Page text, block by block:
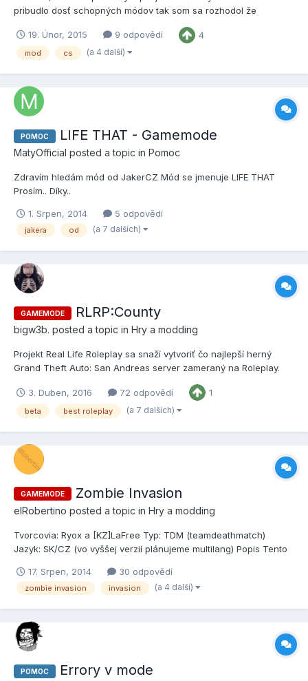
pribudlo dosť schopných módov tak som sa rozhodol že
Naposledy aktualizované: 25.3.2016 Názov módu Druh módu...
19. Únor, 2015 9 odpovědí 4
mod cs (a 4 další)
POMOC LIFE THAT - Gamemode
MatyOfficial posted a topic in Pomoc
Zdravím hledám mód od JakerCZ Mód se jmenuje LIFE THAT
Prosím.. Díky..
1. Srpen, 2014 5 odpovědí
jakera od (a 7 dalších)
GAMEMODE RLRP:County
bigw3b. posted a topic in Hry a modding
Projekt Real Life Roleplay sa snaží vytvoriť čo najlepší herný
Grand Theft Auto: San Andreas server zameraný na Roleplay.
Projekt sa nesie pod portálom RLRP ( Real Life Roleplay ) a nesie
meno 'Los Angeles', teda spolu 'Real Life Roleplay - Los
Angeles'. Tento projekt Vás prenesie do virtuálneho sve...
3. Duben, 2016 72 odpovědí 1
beta best roleplay (a 7 dalších)
GAMEMODE Zombie Invasion
elRobertino posted a topic in Hry a modding
Tvorcovia: Ryox a [KZ]LaFree Typ: TDM (teamdeathmatch)
Jazyk: SK/CZ (vo vyššej verzií plánujeme multilang) Popis Tento
Humanom prežil 6 minút (dľžka jednej mapy) a zabil čo najviac
Zombíkov. Tým zombíkov musí zabiť čo najviac Humanov (po...
17. Srpen, 2014 30 odpovědí
zombie invasion invasion (a 4 další)
POMOC Errory v mode